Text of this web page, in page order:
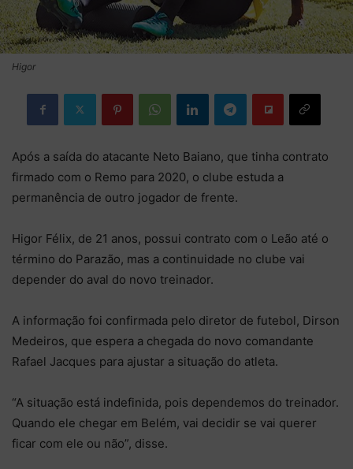
Higor
Após a saída do atacante Neto Baiano, que tinha contrato
firmado com o Remo para 2020, o clube estuda a
permanência de outro jogador de frente.
Higor Félix, de 21 anos, possui contrato com o Leão até o
término do Parazão, mas a continuidade no clube vai
depender do aval do novo treinador.
A informação foi confirmada pelo diretor de futebol, Dirson
Medeiros, que espera a chegada do novo comandante
Rafael Jacques para ajustar a situação do atleta.
“A situação está indefinida, pois dependemos do treinador.
Quando ele chegar em Belém, vai decidir se vai querer
ficar com ele ou não”, disse.